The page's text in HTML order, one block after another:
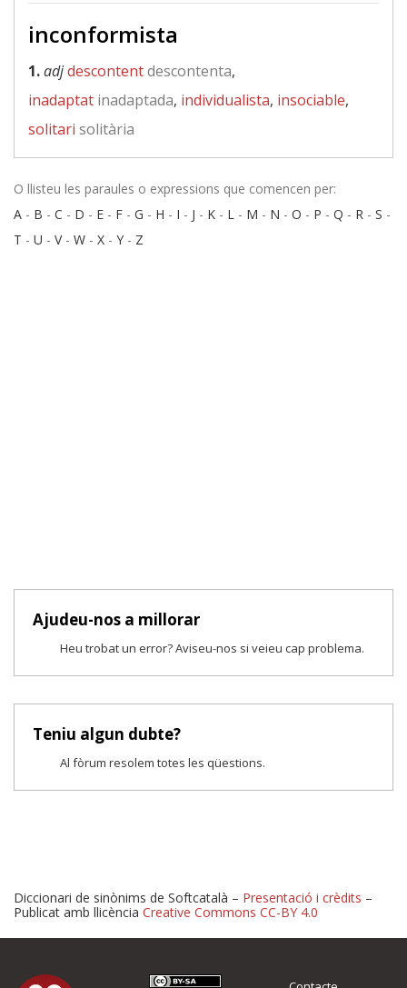
inconformista
1.adjdescontentdescontenta,
inadaptat inadaptada, individualista, insociable,
solitari solitària
O llisteu les paraules o expressions que comencen per:
A - B - C - D - E - F - G - H - I - J - K - L - M - N - O - P - Q - R - S -
T - U - V- W - X - Y - Z
Ajudeu-nos a millorar
Heu trobat un error? Aviseu-nos si veieu cap problema.
Teniu algun dubte?
Al fòrum resolem totes les qüestions.
Proposeu-nos millores o
Diccionari de sinònims de Softcatalà – Presentació i crèdits –
Publicat amb llicència Creative Commons CC-BY 4.0